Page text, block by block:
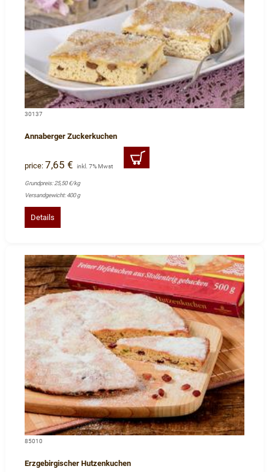
30137
Annaberger Zuckerkuchen
price: 7,65 € inkl. 7% Mwst
Grundpreis: 25,50 €/kg
Versandgewicht: 400 g
Details
85010
Erzgebirgischer Hutzenkuchen